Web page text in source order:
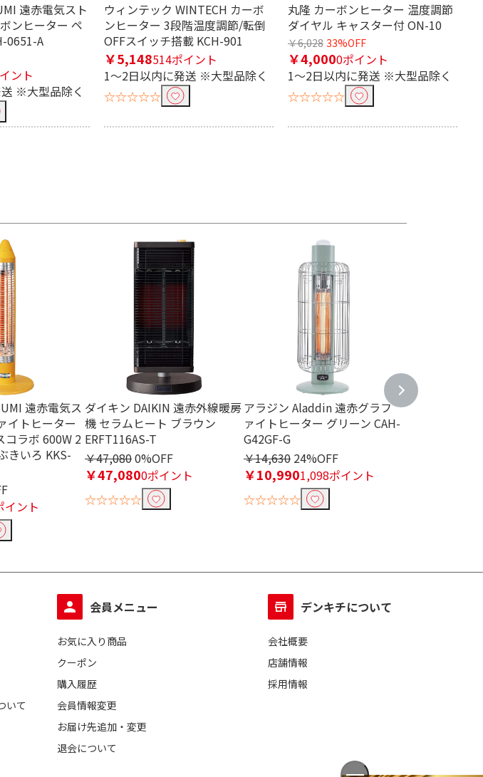
遠赤電気スト
ンヒーター ペ
0651-A
ント
※大型品除く
ウィンテック WINTECH カーボ
ンヒーター 3段階温度調節/転倒
OFFスイッチ搭載 KCH-901
￥5,148514ポイント
1～2日以内に発送 ※大型品除く
☆☆☆☆☆
丸隆 カーボンヒーター 温度調節
ダイヤル キャスター付 ON-10
￥6,028 33%OFF
￥4,0000ポイント
1～2日以内に発送 ※大型品除く
☆☆☆☆☆
遠赤電気ス
イトヒーター
コラボ 600W 2
きいろ KKS-
イント
ダイキン DAIKIN 遠赤外線暖房
機 セラムヒート ブラウン
ERFT116AS-T
￥47,0800%OFF
￥47,0800ポイント
☆☆☆☆☆
アラジン Aladdin 遠赤グラフ
ァイトヒーター グリーン CAH-
G42GF-G
￥14,630 24%OFF
￥10,9901,098ポイント
☆☆☆☆☆
コイズミ
いて
会員メニュー
お気に入り商品
クーポン
購入履歴
会員情報変更
お届け先追加・変更
退会について
デンキチについて
会社概要
店舗情報
採用情報